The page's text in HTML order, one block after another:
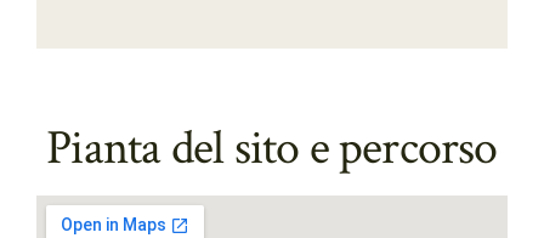
Pianta del sito e percorso